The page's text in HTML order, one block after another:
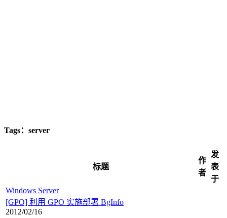
Tags：server
标题
作
者
发
表
于
Windows Server
[GPO] 利用 GPO 实施部署 BgInfo
2012/02/16